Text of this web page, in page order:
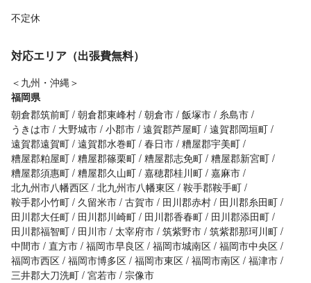
不定休
対応エリア（出張費無料）
＜九州・沖縄＞
福岡県
朝倉郡筑前町 朝倉郡東峰村 朝倉市 飯塚市
糸島市
うきは市
大野城市 小郡市 遠賀郡芦屋町 遠賀郡岡垣町
遠賀郡遠賀町 遠賀郡水巻町 春日市 糟屋郡宇美町
糟屋郡粕屋町 糟屋郡篠栗町 糟屋郡志免町 糟屋郡新宮町
糟屋郡須惠町 糟屋郡久山町 嘉穂郡桂川町 嘉麻市
北九州市八幡西区 北九州市八幡東区 鞍手郡鞍手町
鞍手郡小竹町
久留米市 古賀市 田川郡赤村
田川郡糸田町
田川郡大任町
田川郡川崎町 田川郡香春町
田川郡添田町
田川郡福智町
田川市 太宰府市 筑紫野市 筑紫郡那珂川町
中間市 直方市 福岡市早良区 福岡市城南区 福岡市中央区
福岡市西区 福岡市博多区 福岡市東区 福岡市南区 福津市
三井郡大刀洗町 宮若市 宗像市